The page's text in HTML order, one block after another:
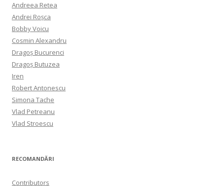
Andreea Retea
Andrei Roșca
Bobby Voicu
Cosmin Alexandru
Dragoș Bucurenci
Dragoș Butuzea
Iren
Robert Antonescu
Simona Tache
Vlad Petreanu
Vlad Stroescu
RECOMANDĂRI
Contributors